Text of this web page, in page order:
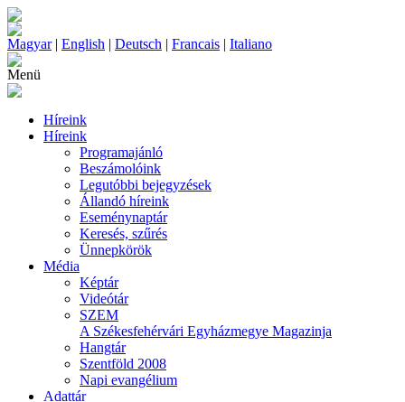
Magyar| English | Deutsch | Francais | Italiano
Menü
Híreink
Híreink
Programajánló
Beszámolóink
Legutóbbi bejegyzések
Állandó híreink
Eseménynaptár
Keresés, szűrés
Ünnepkörök
Média
Képtár
Videótár
SZEM
A Székesfehérvári Egyházmegye Magazinja
Hangtár
Szentföld 2008
Napi evangélium
Adattár